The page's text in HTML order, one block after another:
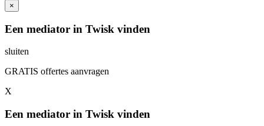
×
Een mediator in Twisk vinden
sluiten
GRATIS offertes aanvragen
X
Een mediator in Twisk vinden